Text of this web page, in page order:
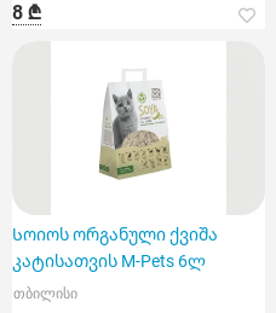
8 ₾
Სოიოს ორგანული ქვიშა
კატისათვის M-Pets 6ლ
თბილისი